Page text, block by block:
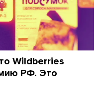
Wildberries
РФ. Это